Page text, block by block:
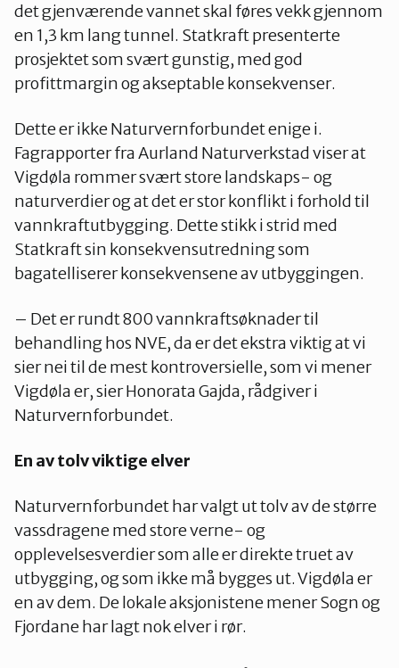
det gjenværende vannet skal føres vekk gjennom
en 1,3 km lang tunnel. Statkraft presenterte
prosjektet som svært gunstig, med god
profittmargin og akseptable konsekvenser.
Dette er ikke Naturvernforbundet enige i.
Fagrapporter fra Aurland Naturverkstad viser at
Vigdøla rommer svært store landskaps- og
naturverdier og at det er stor konflikt i forhold til
vannkraftutbygging. Dette stikk i strid med
Statkraft sin konsekvensutredning som
bagatelliserer konsekvensene av utbyggingen.
– Det er rundt 800 vannkraftsøknader til
behandling hos NVE, da er det ekstra viktig at vi
sier nei til de mest kontroversielle, som vi mener
Vigdøla er, sier Honorata Gajda, rådgiver i
Naturvernforbundet.
En av tolv viktige elver
Naturvernforbundet har valgt ut tolv av de større
vassdragene med store verne- og
opplevelsesverdier som alle er direkte truet av
utbygging, og som ikke må bygges ut. Vigdøla er
en av dem. De lokale aksjonistene mener Sogn og
Fjordane har lagt nok elver i rør.